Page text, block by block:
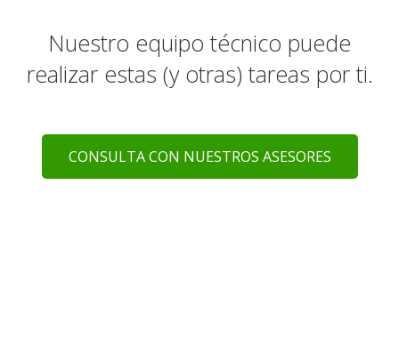
Nuestro equipo técnico puede
realizar estas (y otras) tareas por ti.
CONSULTA CON NUESTROS ASESORES